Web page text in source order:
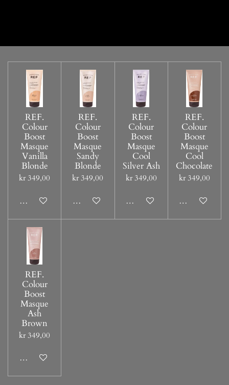
REF.
Colour
Boost
Masque
Vanilla
Blonde
kr 349,00
Legg til handlevogn
REF.
Colour
Boost
Masque
Sandy
Blonde
kr 349,00
Legg til handlevogn
REF.
Colour
Boost
Masque
Cool
Silver Ash
kr 349,00
Legg til handlevogn
REF.
Colour
Boost
Masque
Cool
Chocolate
kr 349,00
Legg til
REF.
Colour
Boost
Masque
Ash
Brown
kr 349,00
Legg til handlevogn